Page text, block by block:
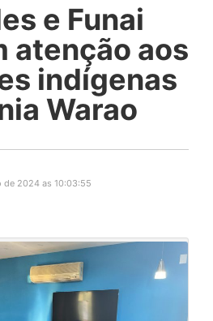
e Funai
atenção aos
indígenas
Warao
2024 as 10:03:55